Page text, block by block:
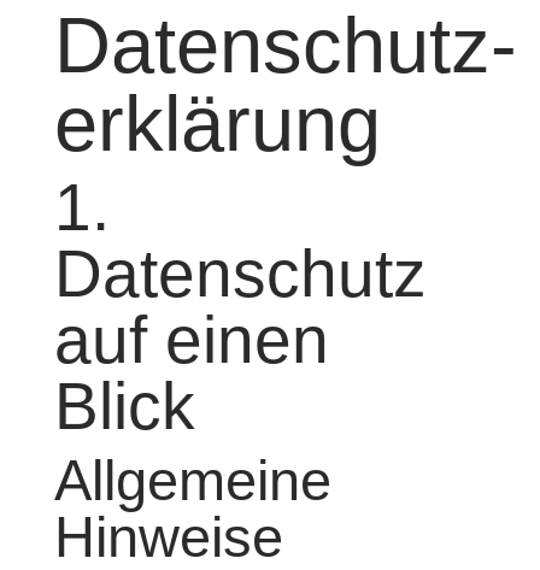
Datenschutz­
erklärung
1.
Datenschutz
auf einen
Blick
Allgemeine
Hinweise